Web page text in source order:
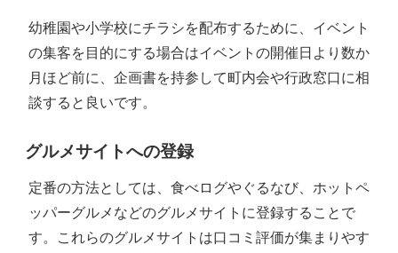
幼稚園や小学校にチラシを配布するために、イベント
の集客を目的にする場合はイベントの開催日より数か
月ほど前に、企画書を持参して町内会や行政窓口に相
談すると良いです。
グルメサイトへの登録
定番の方法としては、食べログやぐるなび、ホットペ
ッパーグルメなどのグルメサイトに登録することで
す。これらのグルメサイトは口コミ評価が集まりやす